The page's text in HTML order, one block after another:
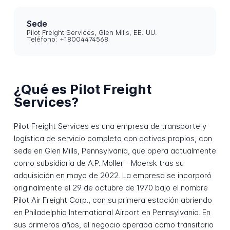
Sede
Pilot Freight Services, Glen Mills, EE. UU.
Teléfono: +18004474568
¿Qué es Pilot Freight
Services?
Pilot Freight Services es una empresa de transporte y
logística de servicio completo con activos propios, con
sede en Glen Mills, Pennsylvania, que opera actualmente
como subsidiaria de A.P. Moller - Maersk tras su
adquisición en mayo de 2022. La empresa se incorporó
originalmente el 29 de octubre de 1970 bajo el nombre
Pilot Air Freight Corp., con su primera estación abriendo
en Philadelphia International Airport en Pennsylvania. En
sus primeros años, el negocio operaba como transitario